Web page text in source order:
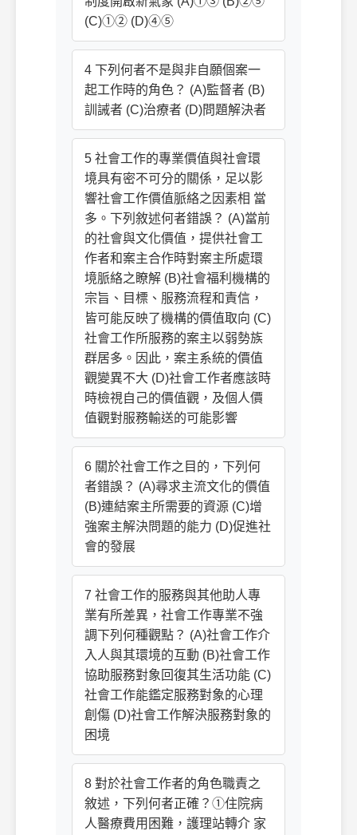
(C)①② (D)④⑤
4 下列何者不是與非自願個案一
起工作時的角色？ (A)監督者 (B)
訓誡者 (C)治療者 (D)問題解決者
5 社會工作的專業價值與社會環
境具有密不可分的關係，足以影
響社會工作價值脈絡之因素相 當
多。下列敘述何者錯誤？ (A)當前
的社會與文化價值，提供社會工
作者和案主合作時對案主所處環
境脈絡之瞭解 (B)社會福利機構的
宗旨、目標、服務流程和責信，
皆可能反映了機構的價值取向 (C)
社會工作所服務的案主以弱勢族
群居多。因此，案主系統的價值
觀變異不大 (D)社會工作者應該時
時檢視自己的價值觀，及個人價
值觀對服務輸送的可能影響
6 關於社會工作之目的，下列何
者錯誤？ (A)尋求主流文化的價值
(B)連結案主所需要的資源 (C)增
強案主解決問題的能力 (D)促進社
會的發展
7 社會工作的服務與其他助人專
業有所差異，社會工作專業不強
調下列何種觀點？ (A)社會工作介
入人與其環境的互動 (B)社會工作
協助服務對象回復其生活功能 (C)
社會工作能鑑定服務對象的心理
創傷 (D)社會工作解決服務對象的
困境
8 對於社會工作者的角色職責之
敘述，下列何者正確？①住院病
人醫療費用困難，護理站轉介 家